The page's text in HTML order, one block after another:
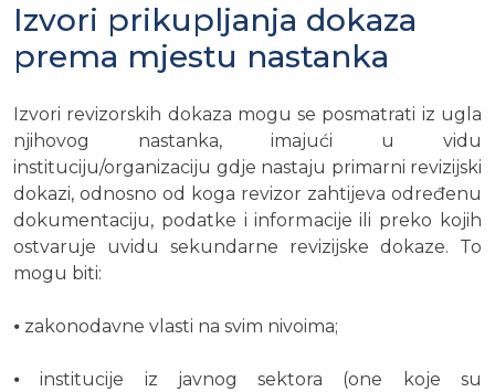
Izvori prikupljanja dokaza
prema mjestu nastanka
Izvori revizorskih dokaza mogu se posmatrati iz ugla
njihovog nastanka, imajući u vidu
instituciju/organizaciju gdje nastaju primarni revizijski
dokazi, odnosno od koga revizor zahtijeva određenu
dokumentaciju, podatke i informacije ili preko kojih
ostvaruje uvidu sekundarne revizijske dokaze. To
mogu biti:
⦁ zakonodavne vlasti na svim nivoima;
⦁ institucije iz javnog sektora (one koje su